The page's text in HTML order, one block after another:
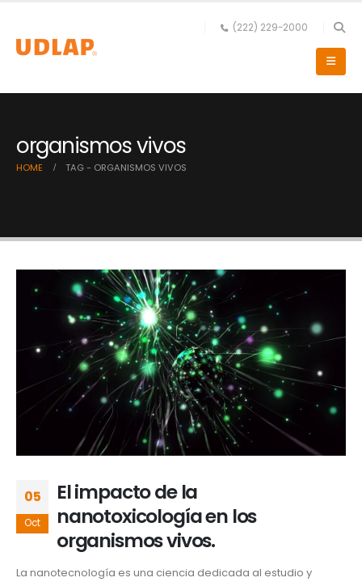
(222) 229-2000
organismos vivos
HOME TAG - ORGANISMOS VIVOS
05
Oct
El impacto de la
nanotoxicología en los
organismos vivos.
La nanotecnología es una ciencia dedicada al estudio y